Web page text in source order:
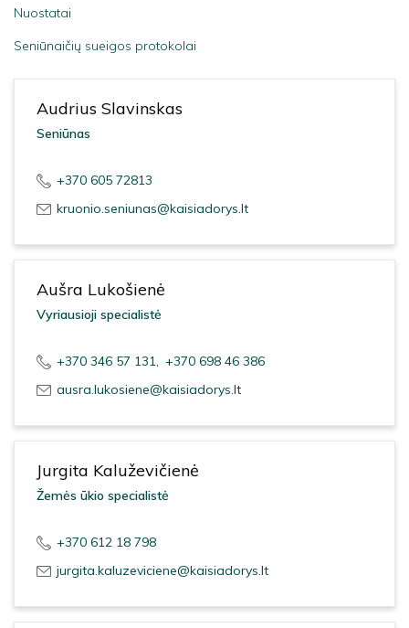
Nuostatai
Seniūnaičių sueigos protokolai
Audrius Slavinskas
Seniūnas
+370 605 72813
kruonio.seniunas@kaisiadorys.lt
Aušra Lukošienė
Vyriausioji specialistė
+370 346 57 131, +370 698 46 386
ausra.lukosiene@kaisiadorys.lt
Jurgita Kaluževičienė
Žemės ūkio specialistė
+370 612 18 798
jurgita.kaluzeviciene@kaisiadorys.lt